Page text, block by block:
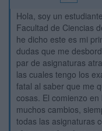
Hola, soy un
Facultad de Ciencias
he dicho este es mi
dudas que me
par de asignaturas
las cuales tengo los
fatal al saber que me
cosas. El comienzo
muchos cambios,
todas las asignaturas